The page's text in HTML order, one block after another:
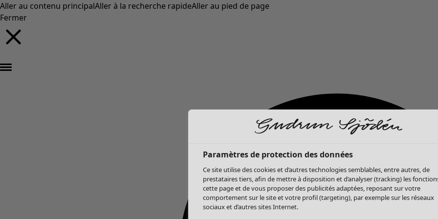
Aller au contenu principalAller à la recherche rapideAller au pied de page
Fermer
Paramètres de protection des données
Ce site utilise des cookies et d’autres technologies semblables, entre autres, de
prestataires tiers, afin de mettre à disposition et d’analyser (tracking) les
cette page et de vous proposer des publicités adaptées, reposant sur votre
comportement sur le site et votre profil (targeting), par exemple sur les réseaux
sociaux et d’autres sites Internet.